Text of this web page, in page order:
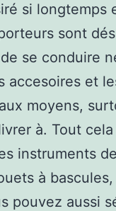
si
sont
de se conduire
accesoires et
moyens,
à. Tout
instruments
à
pouvez aussi